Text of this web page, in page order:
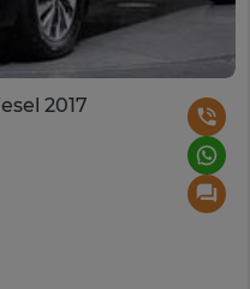
2017